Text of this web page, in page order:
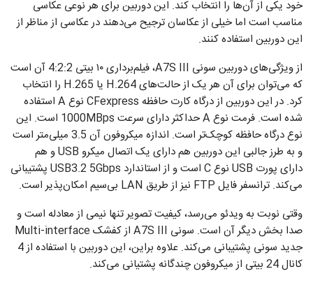
خود یکی از آن‌ها را انتخاب کند. این دوربین برای هر نوعی عکاسی
مناسب است اما خیلی از عکاسان ترجیح می‌دهند در عکاسی از مناظر از
این دوربین استفاده کنند.
از ویژگی‌های دوربین سونی A7S III، فیلم‌برداری ۱۰ بیتی 4:2:2 آن است
که می‌توان برای آن هر یک از حالت‌های H.264 یا H.265 را انتخاب
کرد. در این دوربین از درگاه کارت حافظه CFexpress نوع A استفاده
شده است. فرمت نوع A حداکثر دارای سرعت 1000MBps است. این
نوع درگاه حافظه کوچک‌تر است. اندازه میکروفون آن 3.5 میلی‌متر است
و به طرز جالبی این دوربین هم دارای یک اتصال میکرو USB و هم
دارای پورت USB نوع C است و از استاندارد USB3.2 5Gbps پشتیبانی
می‌کند. ترانسفر فایل FTP نیز از طریق LAN بی‌سیم امکان‌پذیر است.
وقتی نوبت به ویدئو می‌رسد، کیفیت تصویر تنها نیمی از معادله است و
صدا بخش دیگر آن است. سونی A7S III از کفشک Multi-interface
جدید سونی پشتیبانی می‌کند. علاوه براین، این دوربین با استفاده از 4
کانال 24 بیتی از میکروفون چندگانه پشتیانی می‌کند.